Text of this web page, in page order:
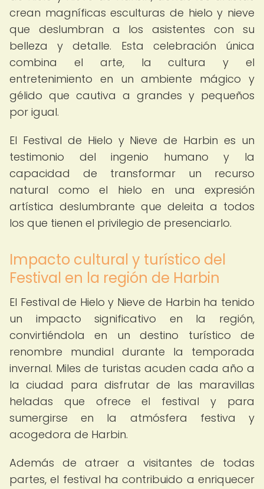
crean magníficas esculturas de hielo y nieve
que deslumbran a los asistentes con su
belleza y detalle. Esta celebración única
combina el arte, la cultura y el
entretenimiento en un ambiente mágico y
gélido que cautiva a grandes y pequeños
por igual.
El Festival de Hielo y Nieve de Harbin es un
testimonio del ingenio humano y la
capacidad de transformar un recurso
natural como el hielo en una expresión
artística deslumbrante que deleita a todos
los que tienen el privilegio de presenciarlo.
Impacto cultural y turístico del
Festival en la región de Harbin
El Festival de Hielo y Nieve de Harbin ha tenido
un impacto significativo en la región,
convirtiéndola en un destino turístico de
renombre mundial durante la temporada
invernal. Miles de turistas acuden cada año a
la ciudad para disfrutar de las maravillas
heladas que ofrece el festival y para
sumergirse en la atmósfera festiva y
acogedora de Harbin.
Además de atraer a visitantes de todas
partes, el festival ha contribuido a enriquecer